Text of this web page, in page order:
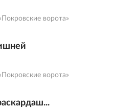
ворота»
ворота»